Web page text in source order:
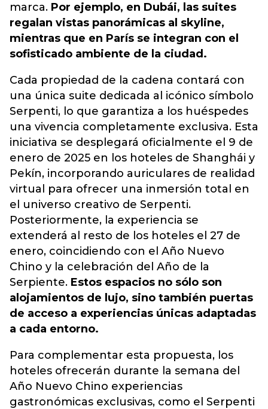
marca. Por ejemplo, en Dubái, las suites
regalan vistas panorámicas al skyline,
mientras que en París se integran con el
sofisticado ambiente de la ciudad.
Cada propiedad de la cadena contará con
una única suite dedicada al icónico símbolo
Serpenti, lo que garantiza a los huéspedes
una vivencia completamente exclusiva. Esta
iniciativa se desplegará oficialmente el 9 de
enero de 2025 en los hoteles de Shanghái y
Pekín, incorporando auriculares de realidad
virtual para ofrecer una inmersión total en
el universo creativo de Serpenti.
Posteriormente, la experiencia se
extenderá al resto de los hoteles el 27 de
enero, coincidiendo con el Año Nuevo
Chino y la celebración del Año de la
Serpiente. Estos espacios no sólo son
alojamientos de lujo, sino también puertas
de acceso a experiencias únicas adaptadas
a cada entorno.
Para complementar esta propuesta, los
hoteles ofrecerán durante la semana del
Año Nuevo Chino experiencias
gastronómicas exclusivas, como el Serpenti